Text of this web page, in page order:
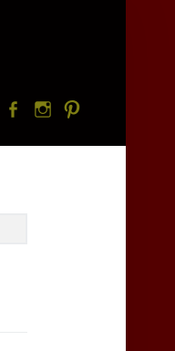
Twitterfacebook
Instagram
Pintrest